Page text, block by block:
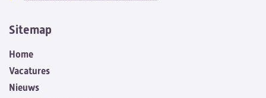
Sitemap
Home
Vacatures
Nieuws